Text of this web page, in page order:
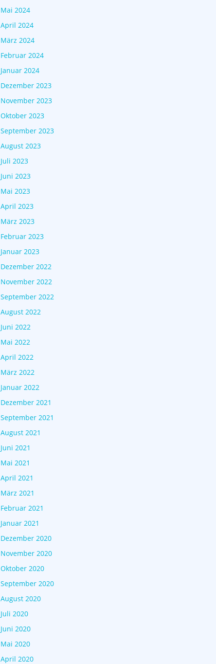
Mai 2024
April 2024
März 2024
Februar 2024
Januar 2024
Dezember 2023
November 2023
Oktober 2023
September 2023
August 2023
Juli 2023
Juni 2023
Mai 2023
April 2023
März 2023
Februar 2023
Januar 2023
Dezember 2022
November 2022
September 2022
August 2022
Juni 2022
Mai 2022
April 2022
März 2022
Januar 2022
Dezember 2021
September 2021
August 2021
Juni 2021
Mai 2021
April 2021
März 2021
Februar 2021
Januar 2021
Dezember 2020
November 2020
Oktober 2020
September 2020
August 2020
Juli 2020
Juni 2020
Mai 2020
April 2020